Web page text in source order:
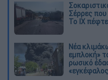
Σέρρες που
Το ΙΧ
Νέα
εμπλοκή»
ρωσικό